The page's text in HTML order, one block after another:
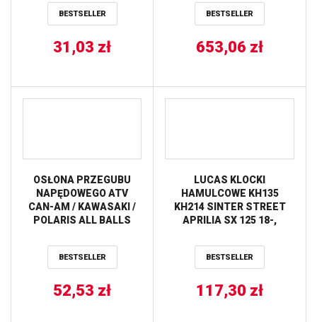
YAMAHA YFS200
BLASTER 88-06, YFZ350
BESTSELLER
31,03 zł
BESTSELLER
653,06 zł
OSŁONA PRZEGUBU
NAPĘDOWEGO ATV
CAN-AM / KAWASAKI /
POLARIS ALL BALLS
BESTSELLER
52,53 zł
LUCAS KLOCKI
HAMULCOWE KH135
KH214 SINTER STREET
APRILIA SX 125 18-,
KAWASAKI KLX 125 10-13,
KDX 250 90-94, KLX 250 09-
WR 125 91-97, TT 350 91-
95, XTZ 750 89-97,
BESTSELLER
117,30 zł